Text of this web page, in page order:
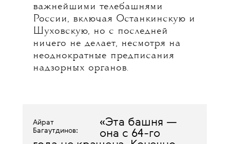
важнейшими телебашнями
России, включая Останкинскую и
Шуховскую, но с последней
ничего не делает, несмотря на
неоднократные предписания
надзорных органов.
Айрат
Багаутдинов:
«Эта башня —
она с 64-го